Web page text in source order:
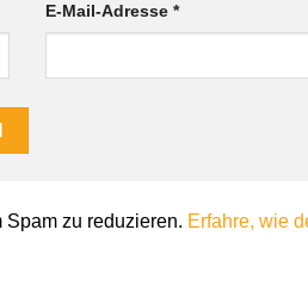
E-Mail-Adresse*
Spam zu reduzieren. Erfahre, wie